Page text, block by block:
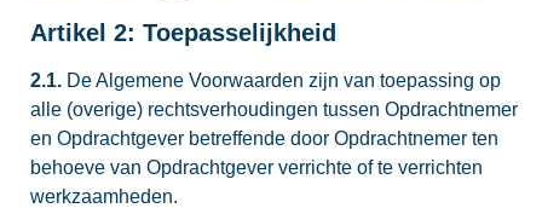
Artikel 2: Toepasselijkheid
2.1. De Algemene Voorwaarden zijn van toepassing op
alle (overige) rechtsverhoudingen tussen Opdrachtnemer
en Opdrachtgever betreffende door Opdrachtnemer ten
behoeve van Opdrachtgever verrichte of te verrichten
werkzaamheden.